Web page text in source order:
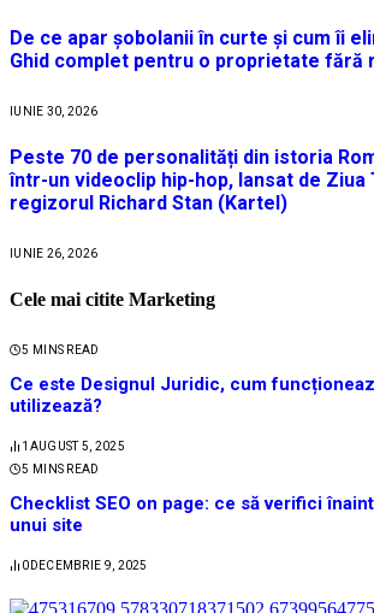
De ce apar șobolanii în curte și cum îi
Ghid complet pentru o proprietate fără
IUNIE 30, 2026
Peste 70 de personalități din istoria
într-un videoclip hip-hop, lansat de Ziua
regizorul Richard Stan (Kartel)
IUNIE 26, 2026
Cele mai citite Marketing
5 MINS READ
Ce este Designul Juridic, cum
utilizează?
1 AUGUST 5, 2025
5 MINS READ
Checklist SEO on page: ce să verifici
unui site
0 DECEMBRIE 9, 2025